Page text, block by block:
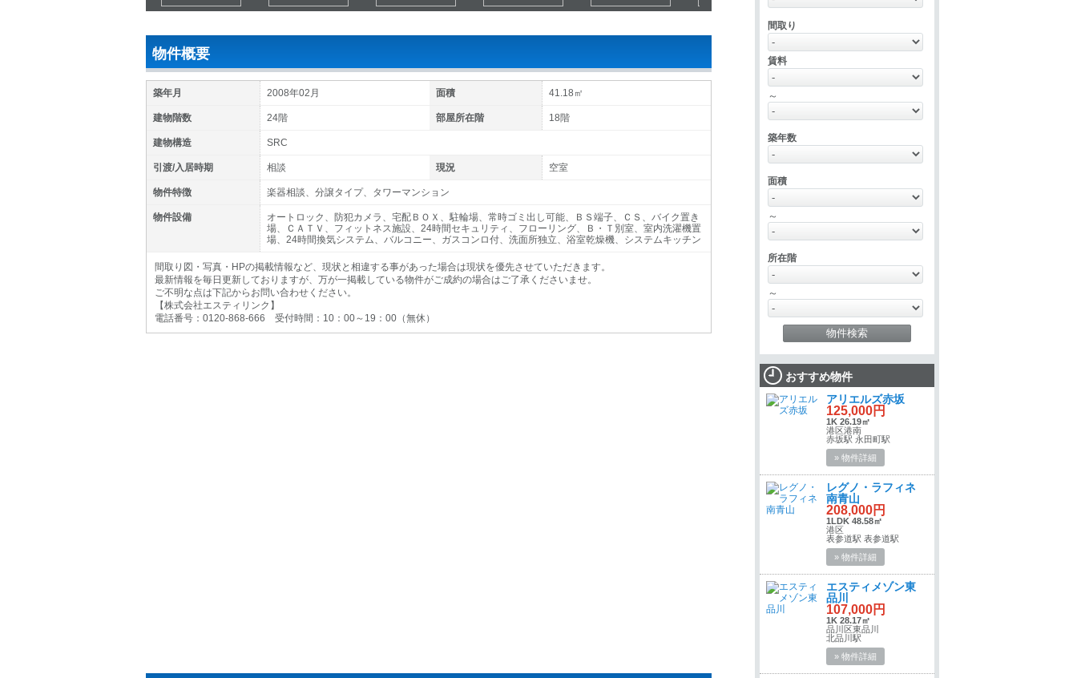
物件概要
築年月 2008年02月 面積 41.18㎡
建物階数 24階 部屋所在階 18階
建物構造 SRC
引渡/入居時期 相談 現況 空室
物件特徴 楽器相談、分譲タイプ、タワーマンション
物件設備
オートロック、防犯カメラ、宅配ＢＯＸ、駐輪場、常時ゴミ出し可能、ＢＳ端子、ＣＳ、バイク置き
場、ＣＡＴＶ、フィットネス施設、24時間セキュリティ、フローリング、Ｂ・Ｔ別室、室内洗濯機置
場、24時間換気システム、バルコニー、ガスコンロ付、洗面所独立、浴室乾燥機、システムキッチン
間取り図・写真・HPの掲載情報など、現状と相違する事があった場合は現状を優先させていただきます。
最新情報を毎日更新しておりますが、万が一掲載している物件がご成約の場合はご了承くださいませ。
ご不明な点は下記からお問い合わせください。
【株式会社エスティリンク】
電話番号：0120-868-666 受付時間：10：00～19：00（無休）
間取り
賃料
～
築年数
面積
～
所在階
～
おすすめ物件
アリエルズ赤坂
125,000円
1K 26.19㎡
港区港南
赤坂駅 永田町駅
» 物件詳細
レグノ・ラフィネ
南青山
208,000円
1LDK 48.58㎡
港区
表参道駅 表参道駅
» 物件詳細
エスティメゾン東
品川
107,000円
1K 28.17㎡
品川区東品川
北品川駅
» 物件詳細